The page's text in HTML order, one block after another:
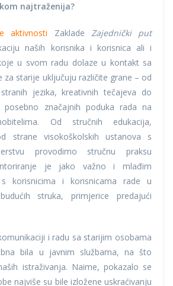
najtraženija?
aktivnosti Zaklade Zajednički put
naših korisnika i korisnica ali i
u svom radu dolaze u kontakt sa
za starije uključuju različite grane – od
jezika, kreativnih tečajeva do
posebno značajnih poduka rada na
Od stručnih edukacija,
strane visokoškolskih ustanova s
provodimo stručnu praksu
je jako važno i mlađim
korisnicima i korisnicama rade u
struka, primjerice predajući
i radu sa starijim osobama
bila u javnim službama, na što
istraživanja. Naime, pokazalo se
najviše su bile izložene uskraćivanju